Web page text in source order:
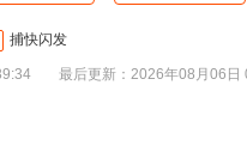
捕快闪发
最后更新：2026年08月06日